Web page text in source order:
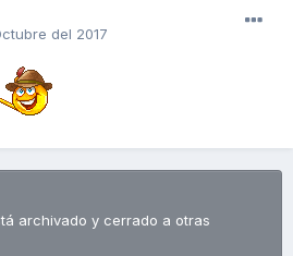
del 2017
archivado y cerrado a otras